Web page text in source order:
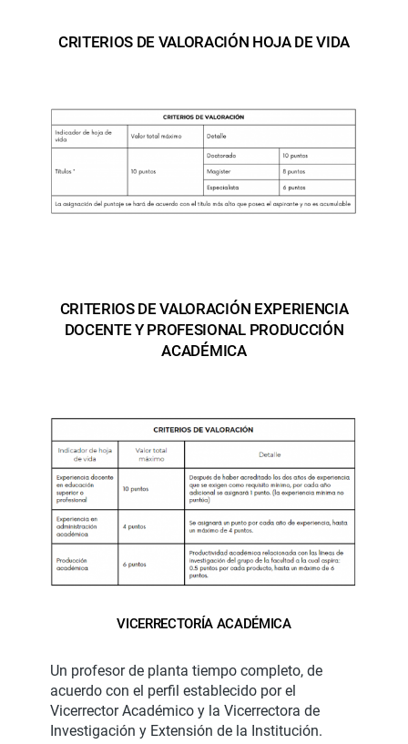
CRITERIOS DE VALORACIÓN HOJA DE VIDA
CRITERIOS DE VALORACIÓN EXPERIENCIA
DOCENTE Y PROFESIONAL PRODUCCIÓN
ACADÉMICA
VICERRECTORÍA ACADÉMICA
Un profesor de planta tiempo completo, de
acuerdo con el perfil establecido por el
Vicerrector Académico y la Vicerrectora de
Investigación y Extensión de la Institución.